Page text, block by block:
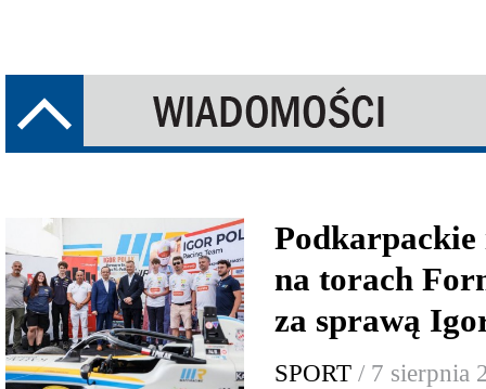
Podkarpackie
na torach
za sprawą
SPORT / 7 sierpnia